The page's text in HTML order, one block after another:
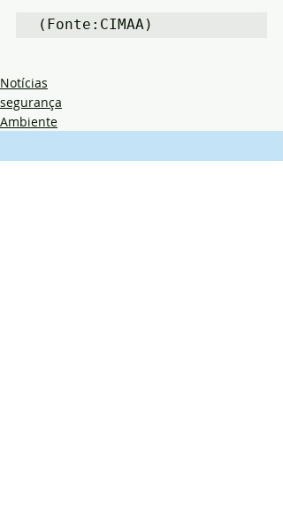
(Fonte:CIMAA)
Notícias
segurança
Ambiente